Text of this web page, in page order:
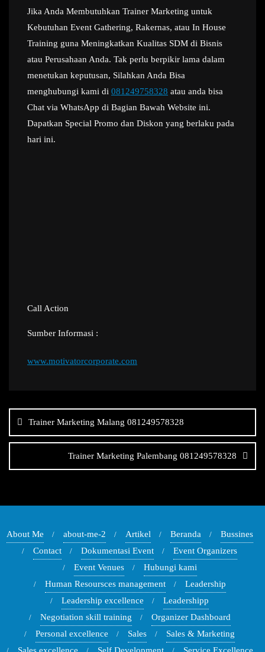
Jika Anda Membutuhkan Trainer Marketing untuk
Kebutuhan Event Gathering, Rakernas, atau In House
Training guna Meningkatkan Kualitas SDM di Bisnis
atau Perusahaan Anda. Tak perlu berpikir lama dalam
menetukan keputusan, Silahkan Anda Bisa
menghubungi kami di 081249758328 atau anda bisa
Chat via WhatsApp di Bagian Bawah Website ini.
Dapatkan Special Promo dan Diskon yang berlaku pada
hari ini.
Call Action
Sumber Informasi :
www.motivatorcorporate.com
posTrainer Marketing Malang 081249578328
Trainer Marketing Palembang 081249578328
About Me about-me-2 Artikel Beranda
Bussines
Contact
Dokumentasi Event
Event Organizers
Event Venues
Hubungi kami
Human Resoursces management
Leadership
Leadership excellence
Leadershipp
Negotiation skill training
Organizer Dashboard
Personal excellence
Sales
Sales & Marketing
Sales excellence
Self Development Service Excellence